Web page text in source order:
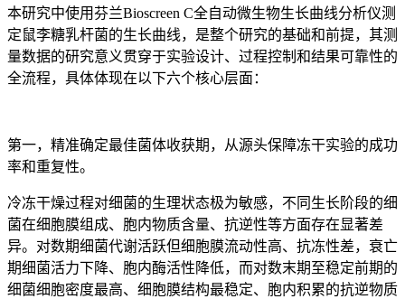
本研究中使用芬兰Bioscreen C全自动微生物生长曲线分析仪测
定鼠李糖乳杆菌的生长曲线，是整个研究的基础和前提，其测
量数据的研究意义贯穿于实验设计、过程控制和结果可靠性的
全流程，具体体现在以下六个核心层面：
第一，精准确定最佳菌体收获期，从源头保障冻干实验的成功
率和重复性。
冷冻干燥过程对细菌的生理状态极为敏感，不同生长阶段的细
菌在细胞膜组成、胞内物质含量、抗逆性等方面存在显著差
异。对数期细菌代谢活跃但细胞膜流动性高、抗冻性差，衰亡
期细菌活力下降、胞内酶活性降低，而对数末期至稳定前期的
细菌细胞密度最高、细胞膜结构最稳定、胞内积累的抗逆物质